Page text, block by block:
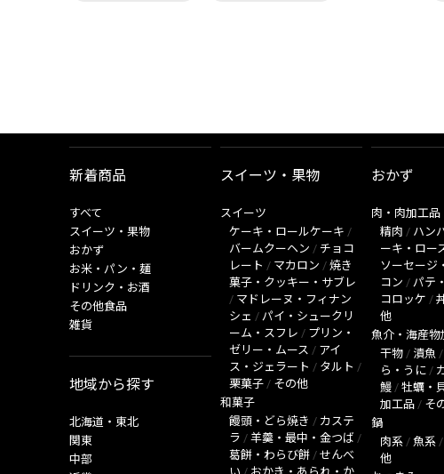
新着商品
すべて
スイーツ・果物
おかず
お米・パン・麺
ドリンク・お酒
その他食品
雑貨
地域から探す
北海道・東北
関東
中部
スイーツ・果物
スイーツ
ケーキ・ロールケーキ /
バームクーヘン / チョコ
レート / マカロン / 焼き
菓子・クッキー・サブレ
/ マドレーヌ・フィナン
シェ / パイ・シュークリ
ーム・スフレ / プリン・
ゼリー・ムース / アイ
ス・ジェラート / タルト /
栗菓子 / その他
和菓子
饅頭・どら焼き / カステ
ラ / 羊羹・最中・金つば /
葛餅・わらび餅 / せんべ
おかず
肉・肉加工品
精肉 / ハン
ーキ・ロー
ソーセージ
コン / パテ
コロッケ /
他
魚介・海産物
干物 / 漬魚 /
ら・うに /
鰻 / 牡蠣・
加工品 / そ
鍋
肉系 / 魚系 /
他